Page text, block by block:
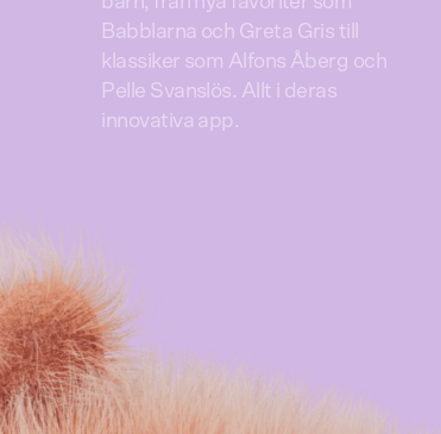
Babblarna och Greta Gris till
klassiker som Alfons Åberg och
Pelle Svanslös. Allt i deras
innovativa app.